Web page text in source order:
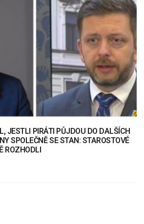
JESTLI PIRÁTI PŮJDOU DO DALŠÍCH
SPOLEČNĚ SE STAN: STAROSTOVÉ
ROZHODLI